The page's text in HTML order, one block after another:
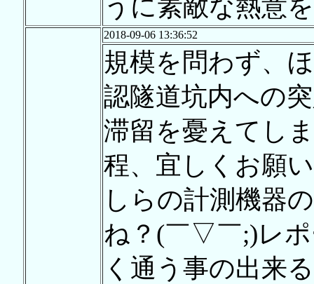
うに素敵な熱意
2018-09-06 13:36:52
規模を問わず、
認隧道坑内への
滞留を憂えてし
程、宜しくお願
しらの計測機器
ね？(￣▽￣;)レ
く通う事の出来